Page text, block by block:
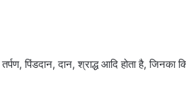
पिंडदान, दान, श्राद्ध आदि होता है, जिनका